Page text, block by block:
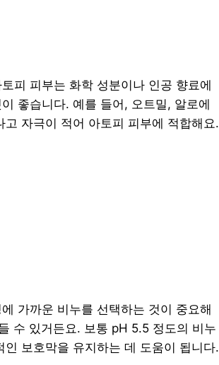
피 피부는 화학 성분이나 인공 향료에
좋습니다. 예를 들어, 오트밀, 알로에
자극이 적어 아토피 피부에 적합해요.
가까운 비누를 선택하는 것이 중요해
수 있거든요. 보통 pH 5.5 정도의 비누
보호막을 유지하는 데 도움이 됩니다.